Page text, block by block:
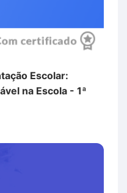
Escolar:
na Escola - 1ª